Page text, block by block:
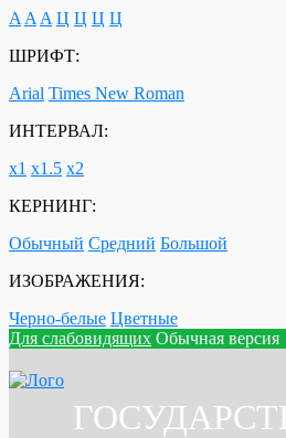
A A A Ц Ц Ц Ц
ШРИФТ:
Arial Times New Roman
ИНТЕРВАЛ:
х1 х1.5 х2
КЕРНИНГ:
Обычный Средний Большой
ИЗОБРАЖЕНИЯ:
Черно-белые Цветные
Для слабовидящих Обычная версия